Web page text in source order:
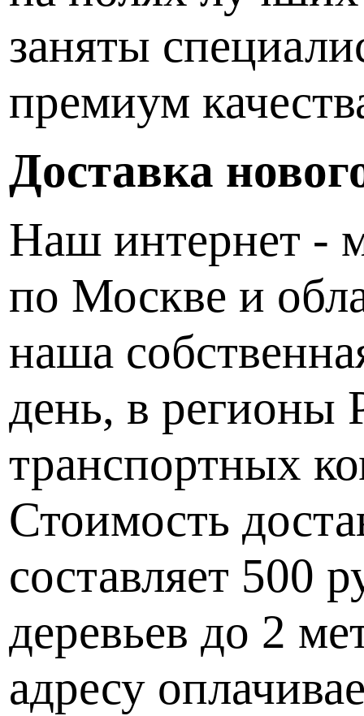
заняты
премиум
Доставка
Наш интернет -
по Москве и
наша
день, в регионы
транспортных
Стоимость
составляет 500
деревьев до 2
адресу